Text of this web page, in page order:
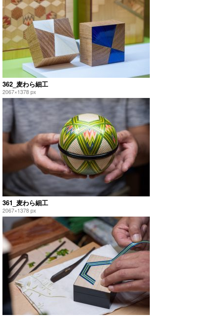
362_麦わら細工
2067×1378 px
361_麦わら細工
2067×1378 px